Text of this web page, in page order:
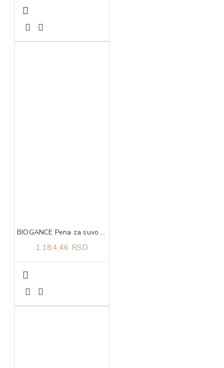
BIOGANCE Pena za suvo pranje kod pasa No Rinse Foamer Dog 200ml
1.184,46 RSD